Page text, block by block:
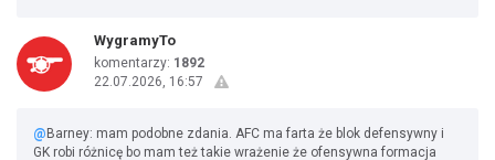
WygramyTo
komentarzy: 1892
22.07.2026, 16:57
@ Barney: mam podobne zdania. AFC ma farta że blok defensywny i
GK robi różnicę bo mam też takie wrażenie że ofensywna formacja